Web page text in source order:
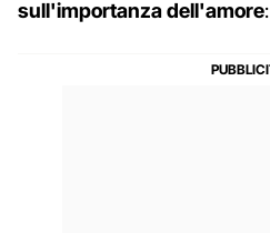
sull'importanza dell'amore: